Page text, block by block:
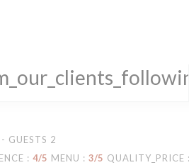
GUESTS 2
: 4/5 MENU : 3/5 QUALITY_PRICE